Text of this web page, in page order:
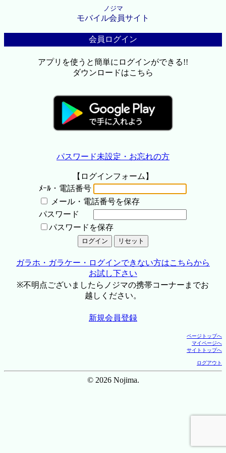
ノジマ
モバイル会員サイト
会員ログイン
アプリを使うと簡単にログインができる!!
ダウンロードはこちら
パスワード未設定・お忘れの方
【ログインフォーム】
ﾒｰﾙ・電話番号
メール・電話番号を保存
パスワード
パスワードを保存
ガラホ・ガラケー・ログインできない方はこちらから
お試し下さい
※不明点ございましたらノジマの携帯コーナーまでお
越しください。
新規会員登録
ページトップへ
マイページへ
サイトトップへ
ログアウト
© 2026 Nojima.